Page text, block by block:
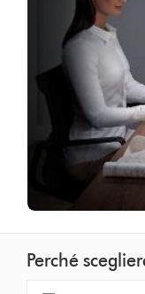
Perché